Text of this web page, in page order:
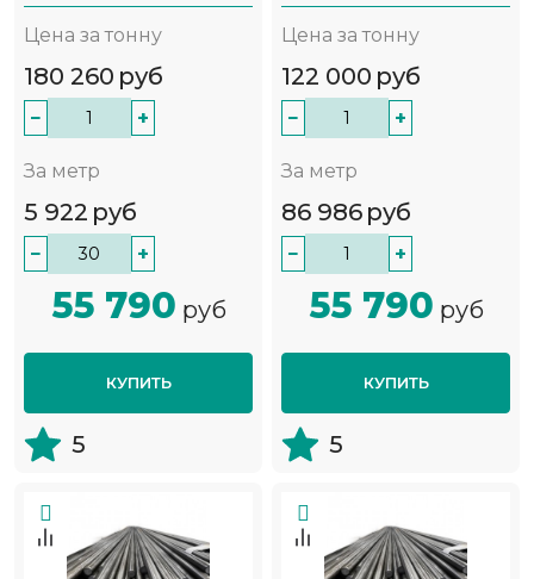
Цена за тонну
180 260 руб
− +
За метр
5 922 руб
− +
55 790 руб
КУПИТЬ
5
Цена за тонну
122 000 руб
− +
За метр
86 986 руб
− +
55 790 руб
КУПИТЬ
5